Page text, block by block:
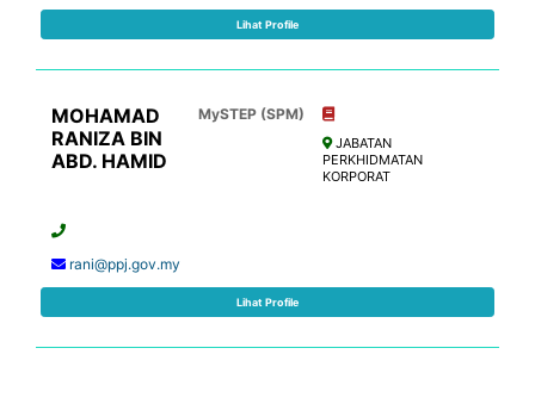
Lihat Profile
MOHAMAD
RANIZA BIN
ABD. HAMID
MySTEP (SPM)
JABATAN
PERKHIDMATAN
KORPORAT
rani@ppj.gov.my
Lihat Profile